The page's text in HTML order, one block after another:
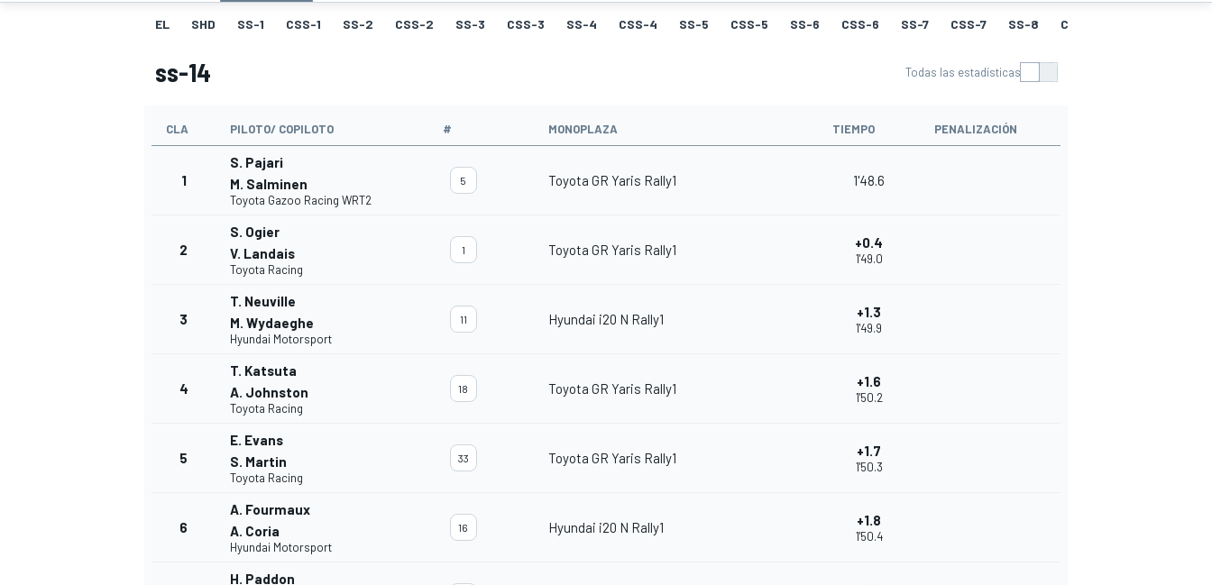
EL SHD SS-1 CSS-1 SS-2 CSS-2 SS-3 CSS-3 SS-4 CSS-4 SS-5 CSS-5 SS-6 CSS-6 SS-7 CSS-7 SS-8 CSS-8
ss-14 Todas las estadísticas
CLA PILOTO/ COPILOTO # MONOPLAZA TIEMPO PENALIZACIÓN
1
S. Pajari
M. Salminen
Toyota Gazoo Racing WRT2
5 Toyota GR Yaris Rally1 1'48.6
2
S. Ogier
V. Landais
Toyota Racing
1 Toyota GR Yaris Rally1 +0.4
1'49.0
3
T. Neuville
M. Wydaeghe
Hyundai Motorsport
11 Hyundai i20 N Rally1 +1.3
1'49.9
4
T. Katsuta
A. Johnston
Toyota Racing
18 Toyota GR Yaris Rally1 +1.6
1'50.2
5
E. Evans
S. Martin
Toyota Racing
33 Toyota GR Yaris Rally1 +1.7
1'50.3
6
A. Fourmaux
A. Coria
Hyundai Motorsport
16 Hyundai i20 N Rally1 +1.8
1'50.4
H. Paddon